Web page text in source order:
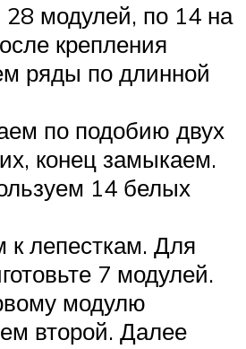
модулей, по 14 на
крепления
ряды по длинной
по подобию двух
конец замыкаем.
14 белых
к лепесткам. Для
7 модулей.
модулю
второй. Далее